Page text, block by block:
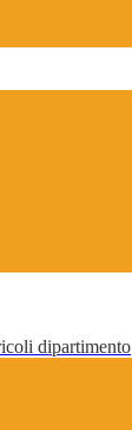
dipartimento